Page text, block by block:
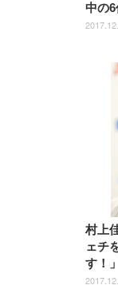
中の6
村上
ェチ
す！」